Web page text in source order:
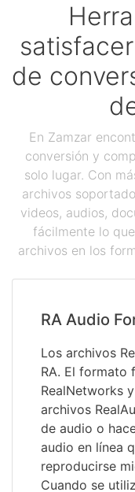
de
En Zamzar
conversión y
solo lugar. Con
archivos
videos, audios,
fácilmente lo
archivos en los
RA Audio
Los archivos
RA. El formato
RealNetworks
archivos
de audio o
audio en línea
reproducirse
Cuando se